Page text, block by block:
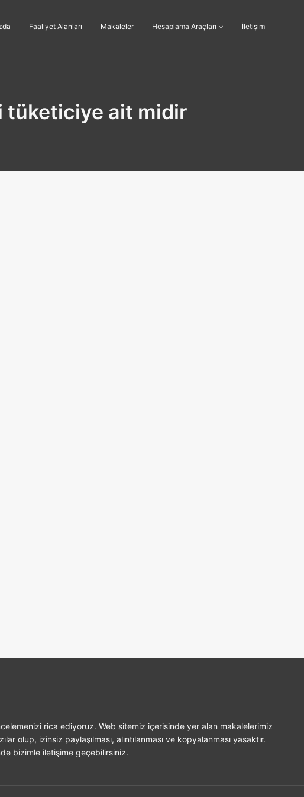
Faaliyet Alanları Makaleler Hesaplama Araçları İletişim
tüketiciye ait midir
rica ediyoruz. Web sitemiz içerisinde yer alan makalelerimiz
olup, izinsiz paylaşılması, alıntılanması ve kopyalanması yasaktır.
bizimle iletişime geçebilirsiniz.